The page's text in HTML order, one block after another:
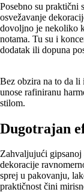
Posebno su praktični
osvežavanje
dovoljno je nekoliko
notama. Tu su i
dodatak ili dopuna
Bez obzira na to da
unose rafiniranu
stilom.
Dugotrajan
Zahvaljujući
dekoracije
sprej u pakovanju,
praktičnost čini